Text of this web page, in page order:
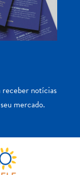
receber notícias
mercado.